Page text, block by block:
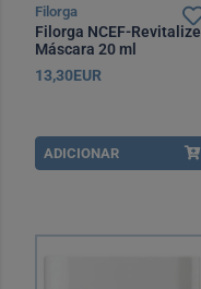
Filorga
Filorga NCEF-Revitalize
Máscara 20 ml
13,30EUR
ADICIONAR